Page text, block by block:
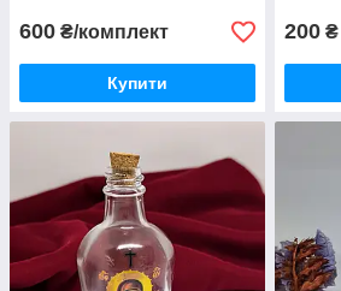
600 ₴/комплект
Купити
200 ₴